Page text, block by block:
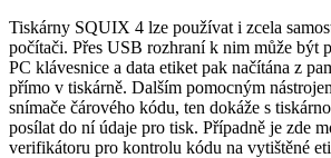
Tiskárny SQUIX 4 lze používat i zcela
počítači. Přes USB rozhraní k nim může být
PC klávesnice a data etiket pak načítána z
přímo v tiskárně. Dalším pomocným
snímače čárového kódu, ten dokáže s
posílat do ní údaje pro tisk. Případně je zde
verifikátoru pro kontrolu kódu na vytištěné